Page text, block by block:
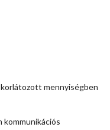
mennyiségben
kommunikációs